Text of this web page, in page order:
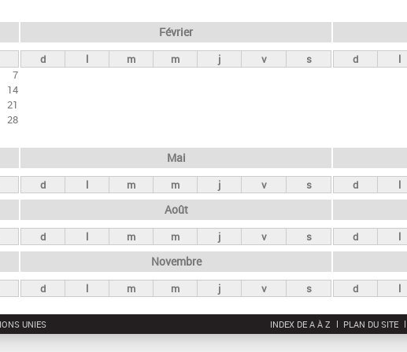
r
c
7
14
21
28
Février
d l m m j v s d l
Mai
d l m m j v s d l
Août
d l m m j v s d l
Novembre
d l m m j v s d l
UNIES INDEX DE A À Z PLAN DU SITE